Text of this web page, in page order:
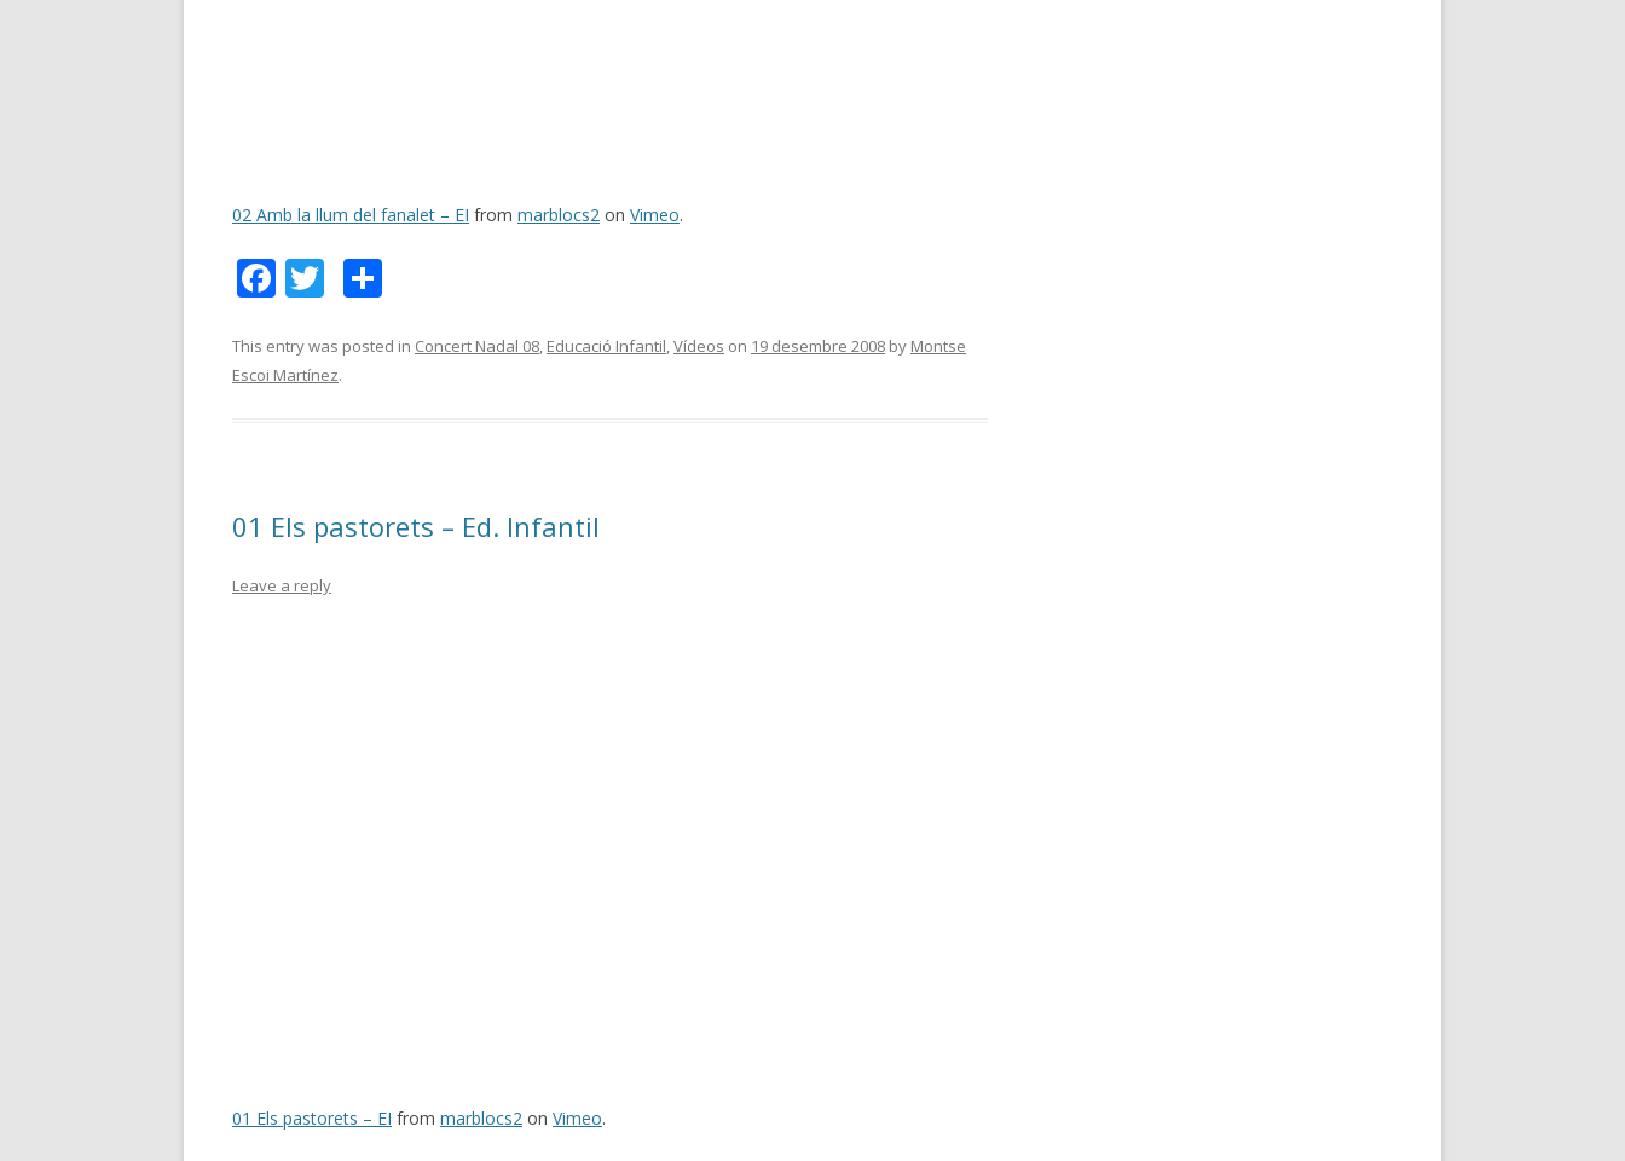
02 Amb la llum del fanalet – EI from marblocs2 on Vimeo.
F
e
b
k
T
itt
er
m
ix
This entry was posted in Concert Nadal 08, Educació Infantil,Vídeos on 19 desembre 2008 by Montse
Escoi Martínez.
01 Els pastorets – Ed. Infantil
Leave a reply
01 Els pastorets – EI from marblocs2 on Vimeo.